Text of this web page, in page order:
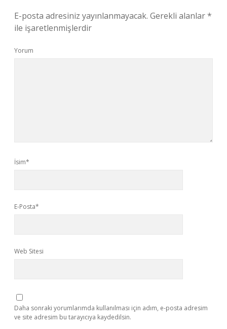
E-posta adresiniz yayınlanmayacak. Gerekli alanlar*
ile işaretlenmişlerdir
Yorum
İsim*
E-Posta*
Web Sitesi
Daha sonraki yorumlarımda kullanılması için adım, e-posta adresim
ve site adresim bu tarayıcıya kaydedilsin.